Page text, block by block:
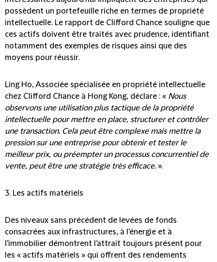
possèdent un portefeuille riche en termes de propriété
intellectuelle. Le rapport de Clifford Chance souligne que
ces actifs doivent être traités avec prudence, identifiant
notamment des exemples de risques ainsi que des
moyens pour réussir.
Ling Ho, Associée spécialisée en propriété intellectuelle
chez Clifford Chance à Hong Kong, déclare : « Nous
observons une utilisation plus tactique de la propriété
intellectuelle pour mettre en place, structurer et contrôler
une transaction. Cela peut être complexe mais mettre la
pression sur une entreprise pour obtenir et tester le
meilleur prix, ou préempter un processus concurrentiel de
vente, peut être une stratégie très efficace. ».
3. Les actifs matériels
Des niveaux sans précédent de levées de fonds
consacrées aux infrastructures, à l'énergie et à
l'immobilier démontrent l'attrait toujours présent pour
les « actifs matériels » qui offrent des rendements